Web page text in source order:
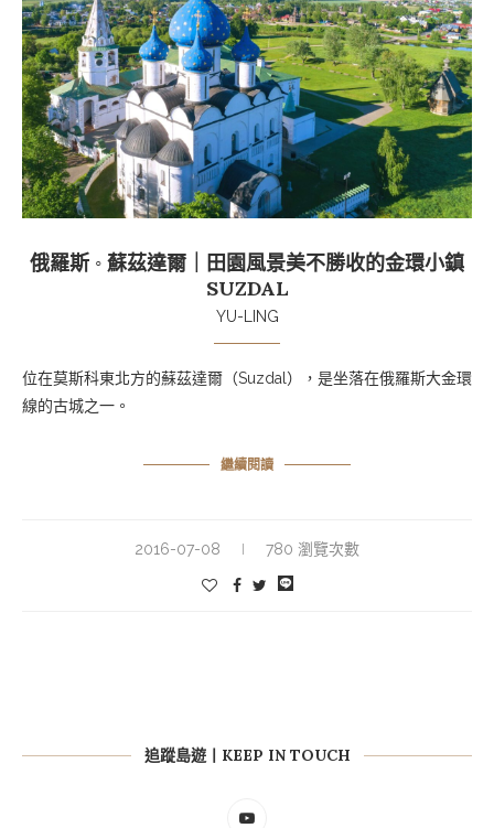
俄羅斯 ◦ 蘇茲達爾｜田園風景美不勝收的金環小鎮
SUZDAL
YU-LING
位在莫斯科東北方的蘇茲達爾（Suzdal ），是坐落在俄羅斯大金環
線的古城之一。
繼續閱讀
2016-07-08 780 瀏覽次數
追蹤島遊丨KEEP IN TOUCH